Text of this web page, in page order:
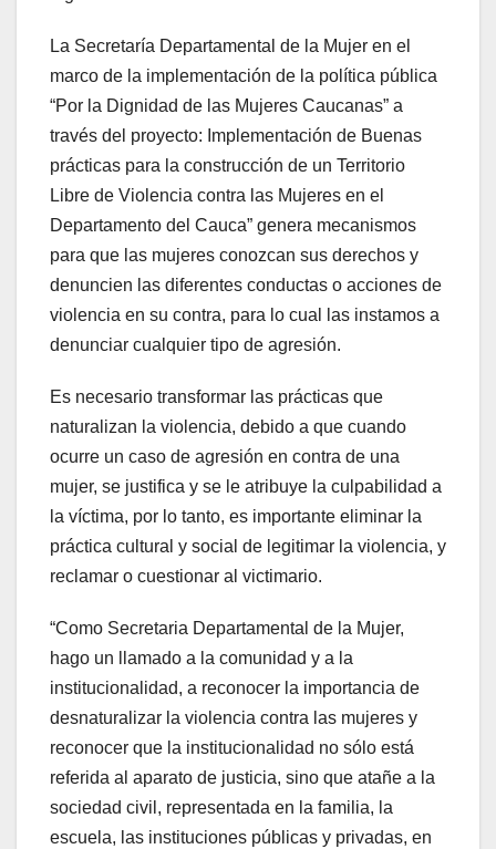
La Secretaría Departamental de la Mujer en el
marco de la implementación de la política pública
“Por la Dignidad de las Mujeres Caucanas” a
través del proyecto: Implementación de Buenas
prácticas para la construcción de un Territorio
Libre de Violencia contra las Mujeres en el
Departamento del Cauca” genera mecanismos
para que las mujeres conozcan sus derechos y
denuncien las diferentes conductas o acciones de
violencia en su contra, para lo cual las instamos a
denunciar cualquier tipo de agresión.
Es necesario transformar las prácticas que
naturalizan la violencia, debido a que cuando
ocurre un caso de agresión en contra de una
mujer, se justifica y se le atribuye la culpabilidad a
la víctima, por lo tanto, es importante eliminar la
práctica cultural y social de legitimar la violencia, y
reclamar o cuestionar al victimario.
“Como Secretaria Departamental de la Mujer,
hago un llamado a la comunidad y a la
institucionalidad, a reconocer la importancia de
desnaturalizar la violencia contra las mujeres y
reconocer que la institucionalidad no sólo está
referida al aparato de justicia, sino que atañe a la
sociedad civil, representada en la familia, la
escuela, las instituciones públicas y privadas, en